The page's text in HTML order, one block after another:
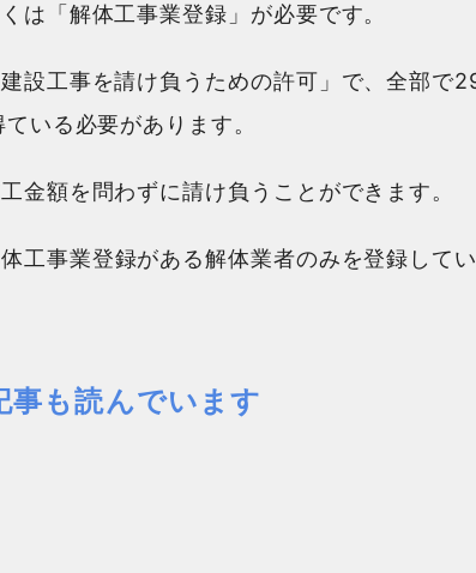
は「解体工事業登録」が必要です。
設工事を請け負うための許可」で、全部で
いる必要があります。
金額を問わずに請け負うことができます。
工事業登録がある解体業者のみを登録して
事も読んでいます